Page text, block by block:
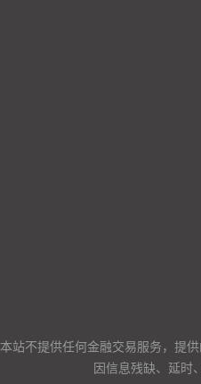
本站不提供任何金融交易服务，提
因信息残缺、延时